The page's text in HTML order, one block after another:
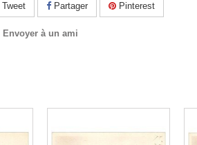
Tweet Partager Pinterest
Envoyer à un ami